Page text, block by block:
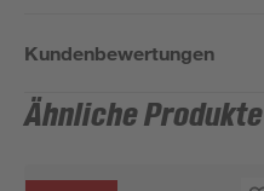
Kundenbewertungen
Ähnliche Produkte